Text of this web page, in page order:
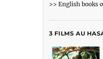
>> English books
3 FILMS AU